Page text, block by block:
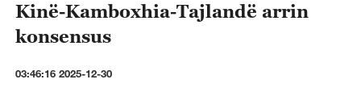
Kinë-Kamboxhia-Tajlandë arrin
konsensus
03:46:16 2025-12-30